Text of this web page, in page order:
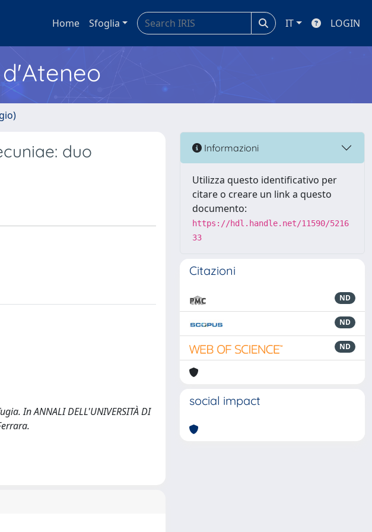
Home Sfoglia IT LOGIN
duo
In ANNALI DELL'UNIVERSITÀ DI
Informazioni
Utilizza questo identificativo per
citare o creare un link a questo
documento:
https://hdl.handle.net/11590/5216
33
Citazioni
ND
ND
ND
social impact